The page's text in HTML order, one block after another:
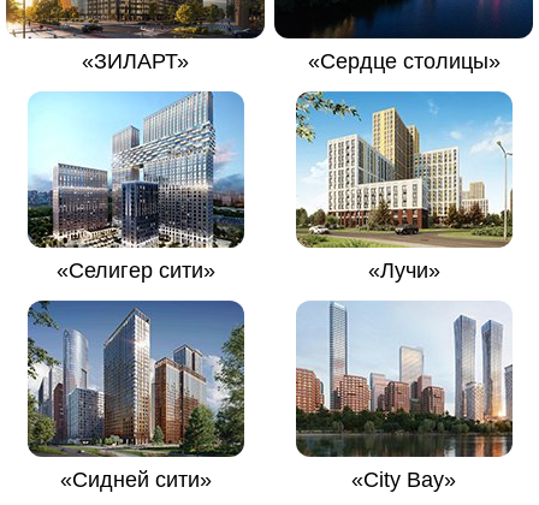
«ЗИЛАРТ» «Сердце столицы»
«Селигер сити» «Лучи»
«Сидней сити» «City Bay»